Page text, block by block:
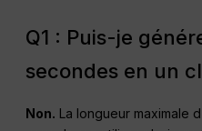
Q1 : Puis-je
secondes en un
Non. La longueur maximale